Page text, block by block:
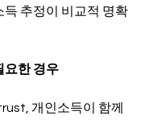
득 추정이 비교적 명확
요한 경우
개인소득이 함께